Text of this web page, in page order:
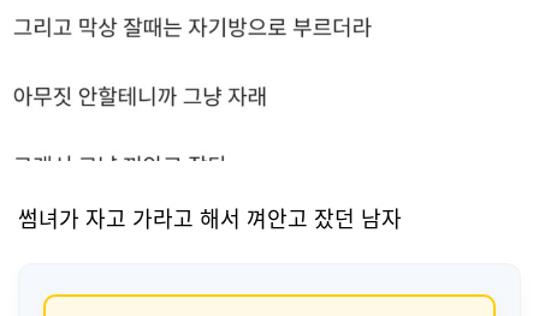
썸녀가 자고 가라고 해서 껴안고 잤던 남자